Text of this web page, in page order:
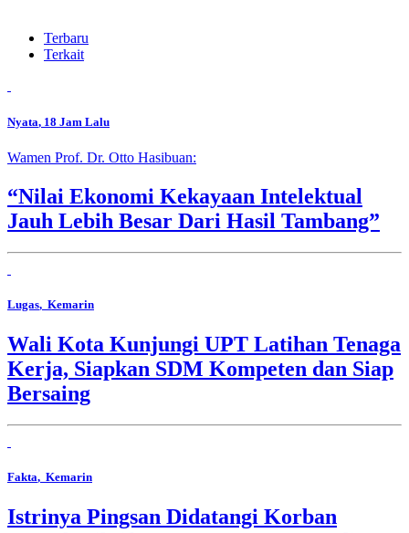
Terbaru
Terkait
Nyata, 18 Jam Lalu
Wamen Prof. Dr. Otto Hasibuan:
“Nilai Ekonomi Kekayaan Intelektual
Jauh Lebih Besar Dari Hasil Tambang”
Lugas, Kemarin
Wali Kota Kunjungi UPT Latihan Tenaga
Kerja, Siapkan SDM Kompeten dan Siap
Bersaing
Fakta, Kemarin
Istrinya Pingsan Didatangi Korban